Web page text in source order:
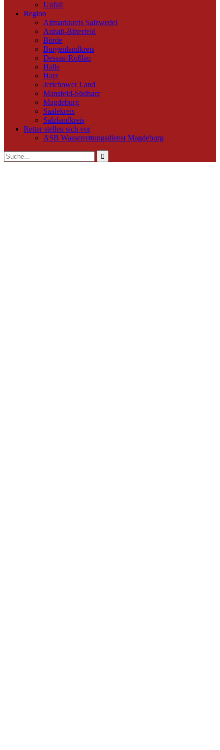
Unfall
Region
Altmarkkreis Salzwedel
Anhalt-Bitterfeld
Börde
Burgenlandkreis
Dessau-Roßlau
Halle
Harz
Jerichower Land
Mansfeld-Südharz
Magdeburg
Saalekreis
Salzlandkreis
Retter stellen sich vor
ASB Wasserrettungsdienst Magdeburg